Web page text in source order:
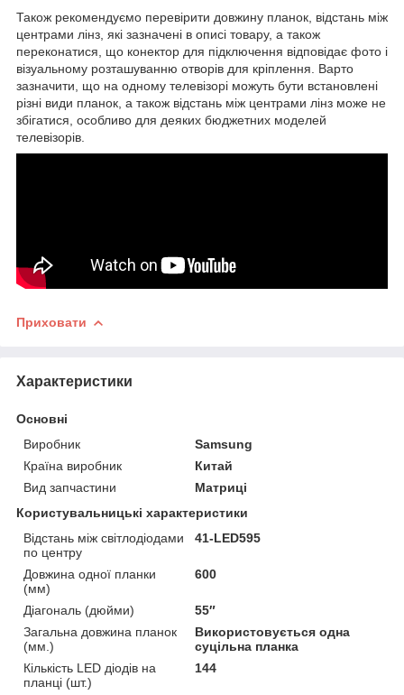
Також рекомендуємо перевірити довжину планок, відстань між
центрами лінз, які зазначені в описі товару, а також
переконатися, що конектор для підключення відповідає фото і
візуальному розташуванню отворів для кріплення. Варто
зазначити, що на одному телевізорі можуть бути встановлені
різні види планок, а також відстань між центрами лінз може не
збігатися, особливо для деяких бюджетних моделей
телевізорів.
Приховати
Характеристики
Основні
Виробник
Samsung
Країна виробник
Китай
Вид запчастини
Матриці
Користувальницькі характеристики
Відстань між світлодіодами
по центру
41-LED595
Довжина одної планки
(мм)
600
Діагональ (дюйми)
55″
Загальна довжина планок
(мм.)
Використовується одна
суцільна планка
Кількість LED діодів на
планці (шт.)
144